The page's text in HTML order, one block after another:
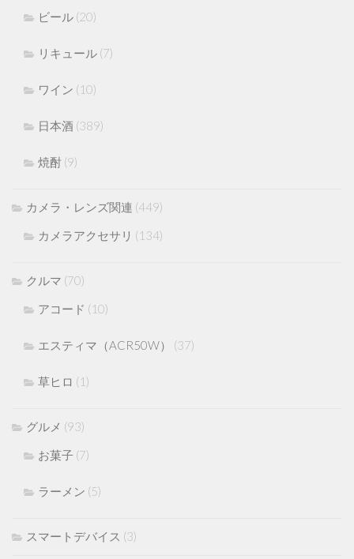
ビール (20)
リキュール (7)
ワイン (10)
日本酒 (389)
焼酎 (9)
カメラ・レンズ関連 (449)
カメラアクセサリ (134)
クルマ (70)
アコード (10)
エスティマ（ACR50W） (37)
草ヒロ (1)
グルメ (93)
お菓子 (7)
ラーメン (5)
スマートデバイス (3)